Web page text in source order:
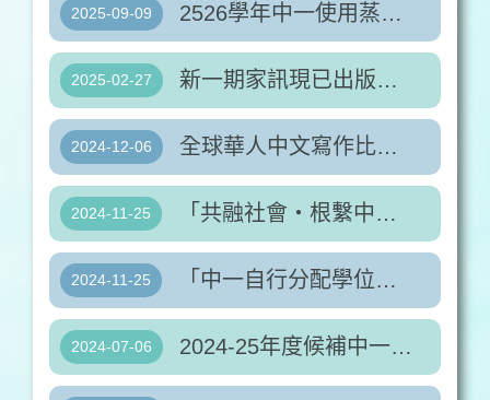
2025-09-09 2526學年中一使用蒸飯服務名單
2025-02-27 新一期家訊現已出版，詳情請參閱附件。
2024-12-06 全球華人中文寫作比賽香港區選拔賽
2024-11-25 「共融社會‧根繫中華」徵文比賽
2024-11-25 「中一自行分配學位」申請表
2024-07-06 2024-25年度候補中一學位申請須知